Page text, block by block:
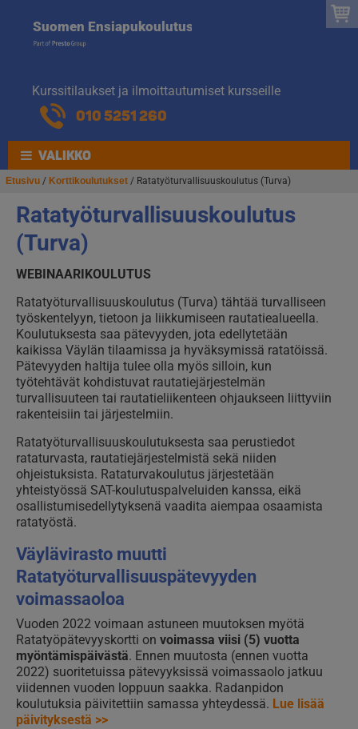
navigointiin
sisältöön
Suomen EnsiapukoulutusSuomen
Kurssitilaukset ja ilmoittautumiset kursseille
010 5251 260
VALIKKO
Etusivu / Korttikoulutukset / Ratatyöturvallisuuskoulutus (Turva)
Ratatyöturvallisuuskoulutus
(Turva)
WEBINAARIKOULUTUS
Ratatyöturvallisuuskoulutus (Turva) tähtää turvalliseen
työskentelyyn, tietoon ja liikkumiseen rautatiealueella.
Koulutuksesta saa pätevyyden, jota edellytetään
kaikissa Väylän tilaamissa ja hyväksymissä ratatöissä.
Pätevyyden haltija tulee olla myös silloin, kun
työtehtävät kohdistuvat rautatiejärjestelmän
turvallisuuteen tai rautatieliikenteen ohjaukseen liittyviin
rakenteisiin tai järjestelmiin.
Ratatyöturvallisuuskoulutuksesta saa perustiedot
rataturvasta, rautatiejärjestelmistä sekä niiden
ohjeistuksista. Rataturvakoulutus järjestetään
yhteistyössä SAT-koulutuspalveluiden kanssa, eikä
osallistumisedellytyksenä vaadita aiempaa osaamista
ratatyöstä.
Väylävirasto muutti
Ratatyöturvallisuuspätevyyden
voimassaoloa
Vuoden 2022 voimaan astuneen muutoksen myötä
Ratatyöpätevyyskortti on voimassa viisi (5) vuotta
myöntämispäivästä. Ennen muutosta (ennen vuotta
2022) suoritetuissa pätevyyksissä voimassaolo jatkuu
viidennen vuoden loppuun saakka. Radanpidon
koulutuksia päivitettiin samassa yhteydessä. Lue lisää
päivityksestä >>